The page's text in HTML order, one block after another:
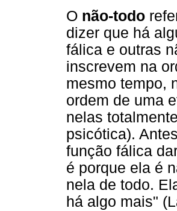
O não-todo
dizer que há
fálica e outras
inscrevem na
mesmo tempo,
ordem de uma
nelas
psicótica).
função fálica
é porque ela é
nela de todo.
há algo mais"